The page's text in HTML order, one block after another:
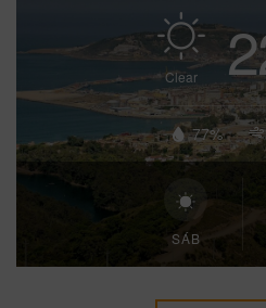
Clear
77%
SÁB